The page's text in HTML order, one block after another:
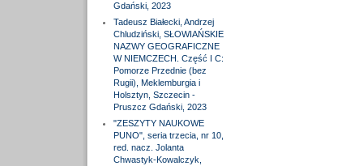
Gdański, 2023
Tadeusz Białecki, Andrzej
Chludziński, SŁOWIAŃSKIE
NAZWY GEOGRAFICZNE
W NIEMCZECH. Część I C:
Pomorze Przednie (bez
Rugii), Meklemburgia i
Holsztyn, Szczecin -
Pruszcz Gdański, 2023
"ZESZYTY NAUKOWE
PUNO", seria trzecia, nr 10,
red. nacz. Jolanta
Chwastyk-Kowalczyk,